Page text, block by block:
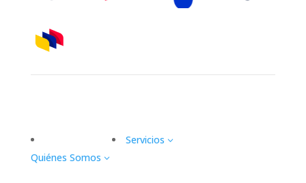
Quiénes Somos 3
Servicios 3